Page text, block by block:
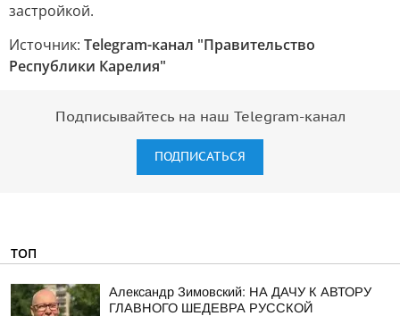
застройкой.
Источник: Telegram-канал "Правительство
Республики Карелия"
Подписывайтесь на наш Telegram-канал
ПОДПИСАТЬСЯ
ТОП
Александр Зимовский: НА ДАЧУ К АВТОРУ
ГЛАВНОГО ШЕДЕВРА РУССКОЙ